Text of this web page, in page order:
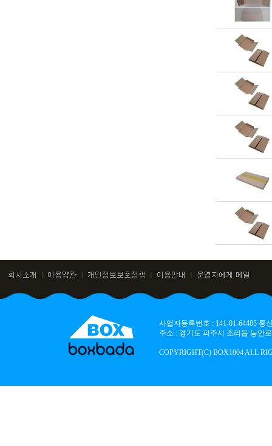
사업자등록번호 : 141-01-64485
주소 : 경기도 파주시 조리읍 능안
COPYRIGHT(C) BOX1004 ALL